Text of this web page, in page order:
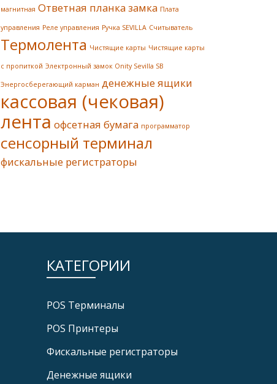
магнитная Ответная планка замка Плата
управления Реле управления Ручка SEVILLA Считыватель
Термолента Чистящие карты Чистящие карты
с пропиткой Электронный замок Onity Sevilla SB
Энергосберегающий карман денежные ящики
кассовая (чековая)
лента офсетная бумага программатор
сенсорный терминал
фискальные регистраторы
КАТЕГОРИИ
POS Tерминалы
POS Принтеры
Фискальные регистраторы
Денежные ящики